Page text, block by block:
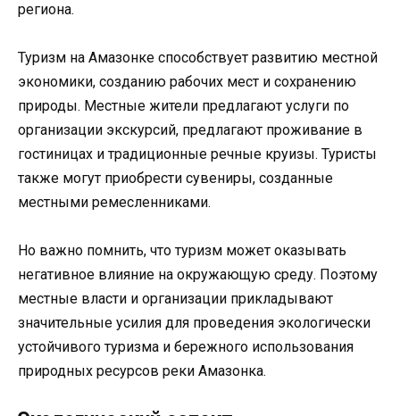
региона.
Туризм на Амазонке способствует развитию местной
экономики, созданию рабочих мест и сохранению
природы. Местные жители предлагают услуги по
организации экскурсий, предлагают проживание в
гостиницах и традиционные речные круизы. Туристы
также могут приобрести сувениры, созданные
местными ремесленниками.
Но важно помнить, что туризм может оказывать
негативное влияние на окружающую среду. Поэтому
местные власти и организации прикладывают
значительные усилия для проведения экологически
устойчивого туризма и бережного использования
природных ресурсов реки Амазонка.